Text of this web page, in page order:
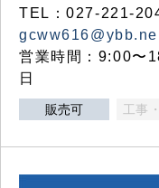
TEL：027-221-
営業時間：9:00〜
日
販売可 工事